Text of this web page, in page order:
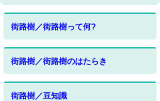
街路樹／街路樹って何?
街路樹／街路樹のはたらき
街路樹／豆知識